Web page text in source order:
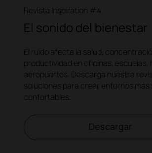
Revista Inspiration #4
El sonido del bienestar
El ruido afecta la salud,
productividad en oficinas, escuelas,
aeropuertos. Descarga nuestra
soluciones para crear entornos más
confortables.
Descargar